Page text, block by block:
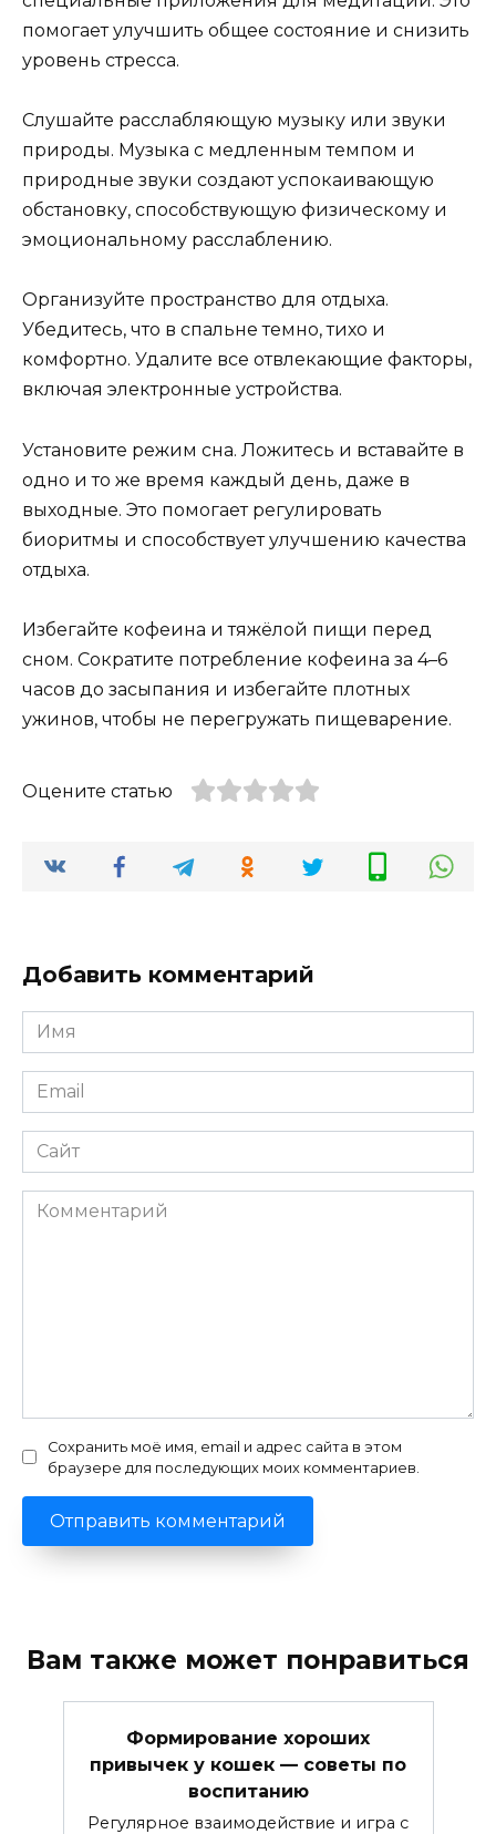
помогает улучшить общее состояние и снизить
уровень стресса.
Слушайте расслабляющую музыку или звуки
природы. Музыка с медленным темпом и
природные звуки создают успокаивающую
обстановку, способствующую физическому и
эмоциональному расслаблению.
Организуйте пространство для отдыха.
Убедитесь, что в спальне темно, тихо и
комфортно. Удалите все отвлекающие факторы,
включая электронные устройства.
Установите режим сна. Ложитесь и вставайте в
одно и то же время каждый день, даже в
выходные. Это помогает регулировать
биоритмы и способствует улучшению качества
отдыха.
Избегайте кофеина и тяжёлой пищи перед
сном. Сократите потребление кофеина за 4–6
часов до засыпания и избегайте плотных
ужинов, чтобы не перегружать пищеварение.
Оцените статью
Добавить комментарий
Имя
*
Email
*
Сайт
Комментарий
Сохранить моё имя, email и адрес сайта в этом
браузере для последующих моих комментариев.
Вам также может понравиться
Формирование хороших
привычек у кошек — советы по
воспитанию
Регулярное взаимодействие и игра с